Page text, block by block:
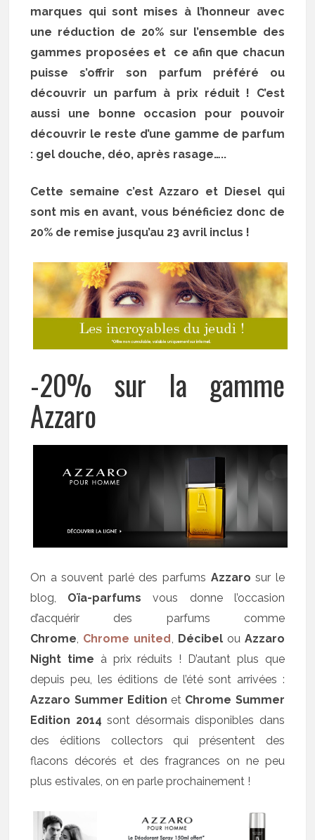
marques qui sont mises à l’honneur avec
une réduction de 20% sur l’ensemble des
gammes proposées et ce afin que chacun
puisse s’offrir son parfum préféré ou
découvrir un parfum à prix réduit ! C’est
aussi une bonne occasion pour pouvoir
découvrir le reste d’une gamme de parfum
: gel douche, déo, après rasage…..
Cette semaine c’est Azzaro et Diesel qui
sont mis en avant, vous bénéficiez donc de
20% de remise jusqu’au 23 avril inclus !
-20% sur la gamme
Azzaro
On a souvent parlé des parfums Azzaro sur le
blog, Oïa-parfums vous donne l’occasion
d’acquérir des parfums comme
Chrome, Chrome united, Décibelou Azzaro
Night time à prix réduits ! D’autant plus que
depuis peu, les éditions de l’été sont arrivées :
Azzaro Summer Edition et Chrome Summer
Edition 2014 sont désormais disponibles dans
des éditions collectors qui présentent des
flacons décorés et des fragrances on ne peu
plus estivales, on en parle prochainement !